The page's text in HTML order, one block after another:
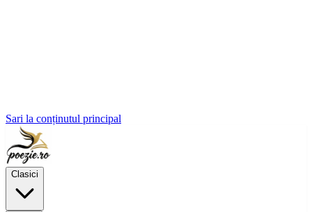
Sari la conținutul principal
Clasici